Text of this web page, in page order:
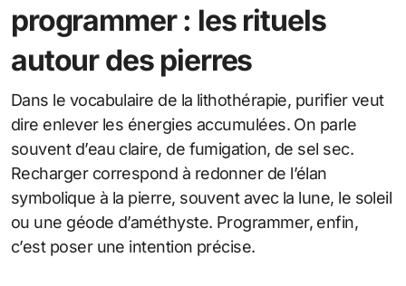
programmer : les rituels
autour des pierres
Dans le vocabulaire de la lithothérapie, purifier veut
dire enlever les énergies accumulées. On parle
souvent d’eau claire, de fumigation, de sel sec.
Recharger correspond à redonner de l’élan
symbolique à la pierre, souvent avec la lune, le soleil
ou une géode d’améthyste. Programmer, enfin,
c’est poser une intention précise.